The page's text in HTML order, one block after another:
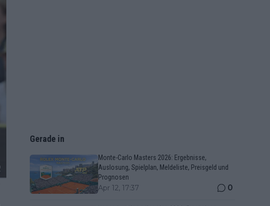
Gerade in
Monte-Carlo Masters 2026: Ergebnisse,
Auslosung, Spielplan, Meldeliste, Preisgeld und
Prognosen
Apr 12, 17:37 0